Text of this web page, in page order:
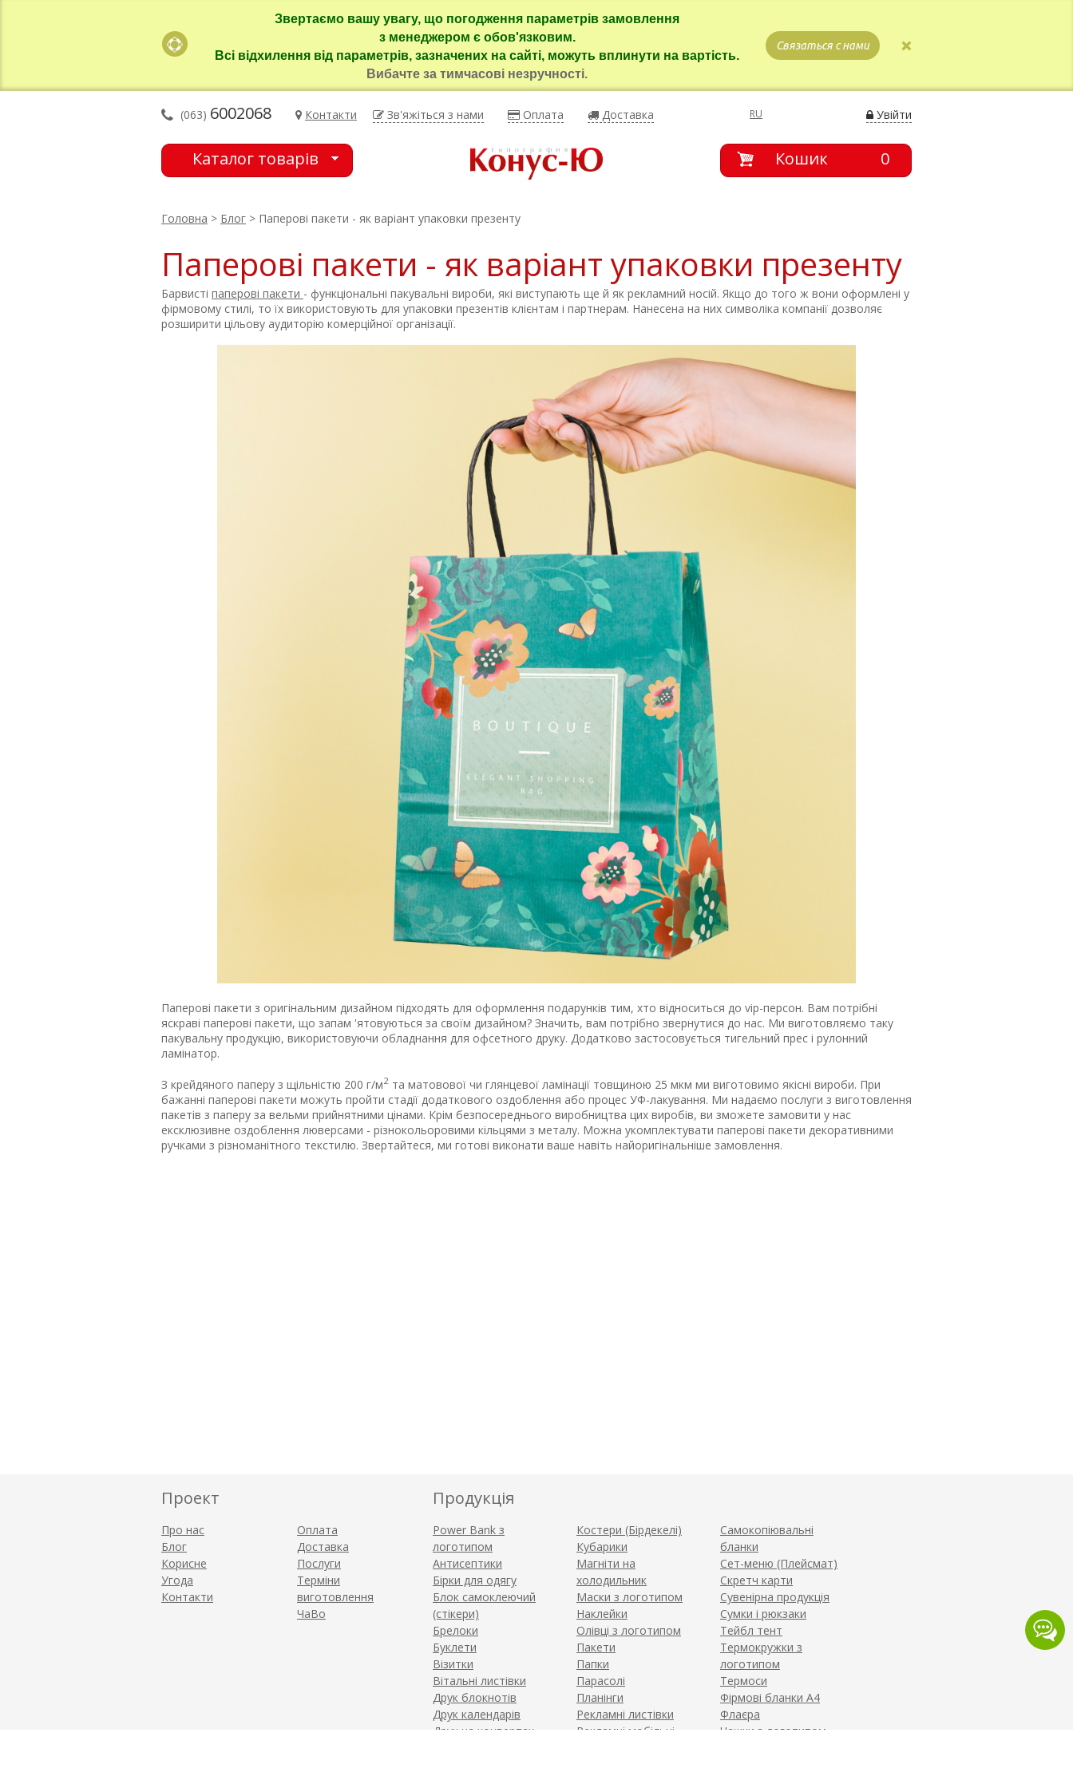
Звертаємо вашу увагу, що погодження параметрів замовлення
з менеджером є обов'язковим.
Всі відхилення від параметрів, зазначених на сайті, можуть вплинути на вартість.
Вибачте за тимчасові незручності.
Связаться с нами
(063) 6002068 Контакти Зв'яжіться з нами Оплата Доставка RU Увійти
Каталог товарів Кошик 0
Головна > Блог > Паперові пакети - як варіант упаковки презенту
Паперові пакети - як варіант упаковки презенту
Барвисті паперові пакети - функціональні пакувальні вироби, які виступають ще й як рекламний носій. Якщо до того ж вони оформлені у
фірмовому стилі, то їх використовують для упаковки презентів клієнтам і партнерам. Нанесена на них символіка компанії дозволяє
розширити цільову аудиторію комерційної організації.
Паперові пакети з оригінальним дизайном підходять для оформлення подарунків тим, хто відноситься до vip-персон. Вам потрібні
яскраві паперові пакети, що запам 'ятовуються за своїм дизайном? Значить, вам потрібно звернутися до нас. Ми виготовляємо таку
пакувальну продукцію, використовуючи обладнання для офсетного друку. Додатково застосовується тигельний прес і рулонний
ламінатор.
З крейдяного паперу з щільністю 200 г/м2 та матовової чи глянцевої ламінації товщиною 25 мкм ми виготовимо якісні вироби. При
бажанні паперові пакети можуть пройти стадії додаткового оздоблення або процес УФ-лакування. Ми надаємо послуги з виготовлення
пакетів з паперу за вельми прийнятними цінами. Крім безпосереднього виробництва цих виробів, ви зможете замовити у нас
ексклюзивне оздоблення люверсами - різнокольоровими кільцями з металу. Можна укомплектувати паперові пакети декоративними
ручками з різноманітного текстилю. Звертайтеся, ми готові виконати ваше навіть найоригінальніше замовлення.
Проект
Про нас
Блог
Корисне
Угода
Контакти
Оплата
Доставка
Послуги
Терміни
виготовлення
ЧаВо
Продукція
Power Bank з
логотипом
Антисептики
Бірки для одягу
Блок самоклеючий
(стікери)
Брелоки
Буклети
Візитки
Вітальні листівки
Друк блокнотів
Друк календарів
Друк на конвертах
Костери (Бірдекелі)
Кубарики
Магніти на
холодильник
Маски з логотипом
Наклейки
Олівці з логотипом
Пакети
Папки
Парасолі
Планінги
Рекламні листівки
Рекламні мобільні
Самокопіювальні
бланки
Сет-меню (Плейсмат)
Скретч карти
Сувенірна продукція
Сумки і рюкзаки
Тейбл тент
Термокружки з
логотипом
Термоси
Фірмові бланки А4
Флаєра
Чашки з логотипом